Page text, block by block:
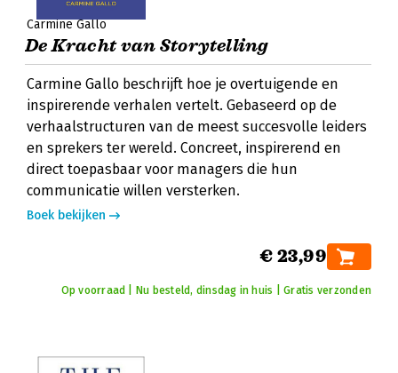
Carmine Gallo
De Kracht van Storytelling
Carmine Gallo beschrijft hoe je overtuigende en
inspirerende verhalen vertelt. Gebaseerd op de
verhaalstructuren van de meest succesvolle leiders
en sprekers ter wereld. Concreet, inspirerend en
direct toepasbaar voor managers die hun
communicatie willen versterken.
Boek bekijken
€ 23,99
Op voorraad | Nu besteld, dinsdag in huis | Gratis verzonden